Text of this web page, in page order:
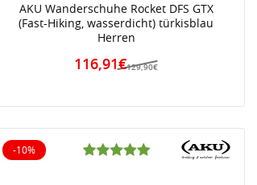
AKU Wanderschuhe Rocket DFS GTX
(Fast-Hiking, wasserdicht) türkisblau
Herren
129,90€
116,91€
-10%
10% reduziert